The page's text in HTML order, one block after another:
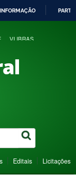
VLIBRAS
Editais Licitações